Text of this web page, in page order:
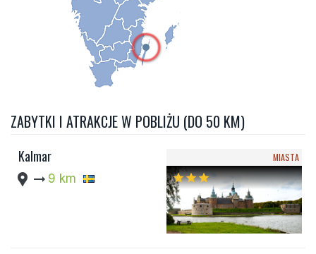
ZABYTKI I ATRAKCJE W POBLIŻU (DO 50 KM)
Kalmar
location_pin arrow_right_alt 9 km
MIASTA
starstarstar